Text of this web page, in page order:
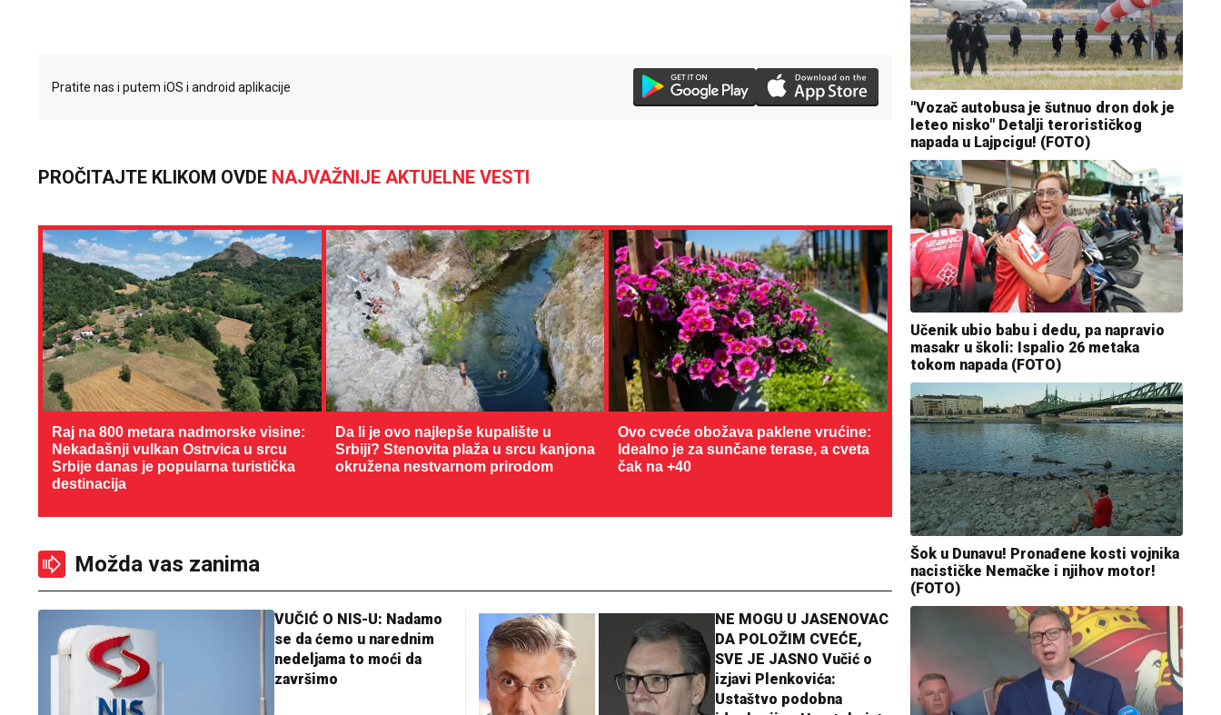
Pratite nas i putem iOS i android aplikacije
PROČITAJTE KLIKOM OVDE NAJVAŽNIJE AKTUELNE VESTI
Raj na 800 metara nadmorske visine:
Nekadašnji vulkan Ostrvica u srcu
Srbije danas je popularna turistička
destinacija
Da li je ovo najlepše kupalište u
Srbiji? Stenovita plaža u srcu kanjona
okružena nestvarnom prirodom
Ovo cveće obožava paklene vrućine:
Idealno je za sunčane terase, a cveta
čak na +40
Možda vas zanima
VUČIĆ O NIS-U: Nadamo
se da ćemo u narednim
nedeljama to moći da
završimo
NE MOGU U JASENOVAC
DA POLOŽIM CVEĆE,
SVE JE JASNO Vučić o
izjavi Plenkovića:
Ustaštvo podobna
"Vozač autobusa je šutnuo dron dok je
leteo nisko" Detalji terorističkog
napada u Lajpcigu! (FOTO)
Učenik ubio babu i dedu, pa napravio
masakr u školi: Ispalio 26 metaka
tokom napada (FOTO)
Šok u Dunavu! Pronađene kosti vojnika
nacističke Nemačke i njihov motor!
(FOTO)